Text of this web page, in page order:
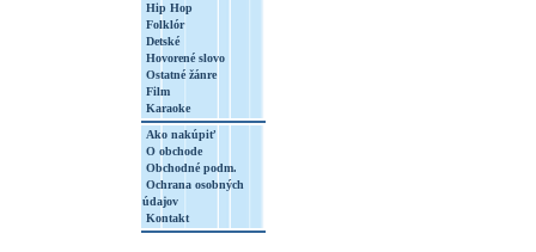
Hip Hop
Folklór
Detské
Hovorené slovo
Ostatné žánre
Film
Karaoke
Ako nakúpiť
O obchode
Obchodné podm.
Ochrana osobných
údajov
Kontakt